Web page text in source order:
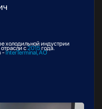
холодильной индустрии
с2015года.
- InterTerminal, АО